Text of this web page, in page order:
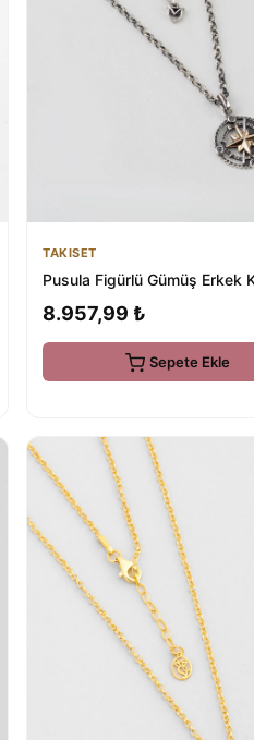
TAKISET
Pusula Figürlü Gümüş Erkek
8.957,99 ₺
Sepete Ekle